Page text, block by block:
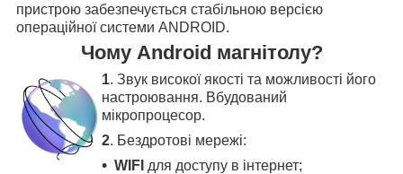
пристрою забезпечується стабільною версією
операційної системи ANDROID.
Чому Android магнітолу?
1. Звук високої якості та можливості його
настроювання. Вбудований
мікропроцесор.
2. Бездротові мережі:
WIFI для доступу в інтернет;